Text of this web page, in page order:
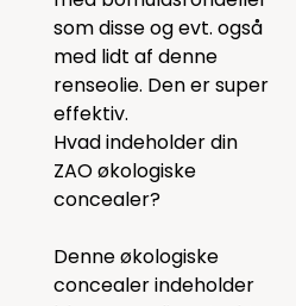
somdisseog evt. også
med lidt af denne
renseolie. Den er super
effektiv.
Hvad indeholder din
ZAO økologiske
concealer?
Denne økologiske
concealer indeholder